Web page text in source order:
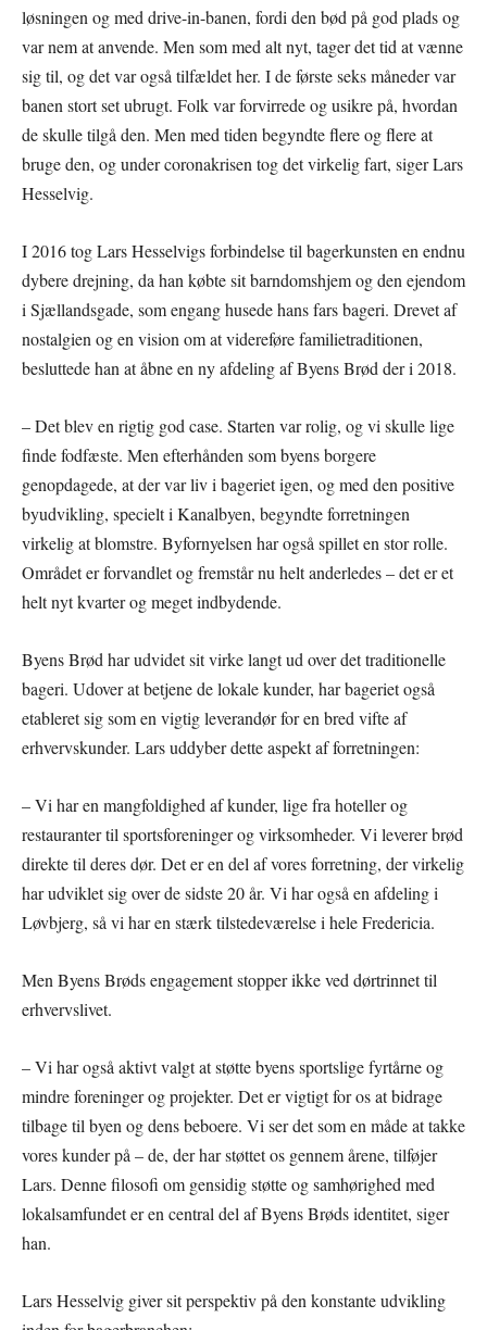
løsningen og med drive-in-banen, fordi den bød på god plads og
var nem at anvende. Men som med alt nyt, tager det tid at vænne
sig til, og det var også tilfældet her. I de første seks måneder var
banen stort set ubrugt. Folk var forvirrede og usikre på, hvordan
de skulle tilgå den. Men med tiden begyndte flere og flere at
bruge den, og under coronakrisen tog det virkelig fart, siger Lars
Hesselvig.
I 2016 tog Lars Hesselvigs forbindelse til bagerkunsten en endnu
dybere drejning, da han købte sit barndomshjem og den ejendom
i Sjællandsgade, som engang husede hans fars bageri. Drevet af
nostalgien og en vision om at videreføre familietraditionen,
besluttede han at åbne en ny afdeling af Byens Brød der i 2018.
– Det blev en rigtig god case. Starten var rolig, og vi skulle lige
finde fodfæste. Men efterhånden som byens borgere
genopdagede, at der var liv i bageriet igen, og med den positive
byudvikling, specielt i Kanalbyen, begyndte forretningen
virkelig at blomstre. Byfornyelsen har også spillet en stor rolle.
Området er forvandlet og fremstår nu helt anderledes – det er et
helt nyt kvarter og meget indbydende.
Byens Brød har udvidet sit virke langt ud over det traditionelle
bageri. Udover at betjene de lokale kunder, har bageriet også
etableret sig som en vigtig leverandør for en bred vifte af
erhvervskunder. Lars uddyber dette aspekt af forretningen:
– Vi har en mangfoldighed af kunder, lige fra hoteller og
restauranter til sportsforeninger og virksomheder. Vi leverer brød
direkte til deres dør. Det er en del af vores forretning, der virkelig
har udviklet sig over de sidste 20 år. Vi har også en afdeling i
Løvbjerg, så vi har en stærk tilstedeværelse i hele Fredericia.
Men Byens Brøds engagement stopper ikke ved dørtrinnet til
erhvervslivet.
– Vi har også aktivt valgt at støtte byens sportslige fyrtårne og
mindre foreninger og projekter. Det er vigtigt for os at bidrage
tilbage til byen og dens beboere. Vi ser det som en måde at takke
vores kunder på – de, der har støttet os gennem årene, tilføjer
Lars. Denne filosofi om gensidig støtte og samhørighed med
lokalsamfundet er en central del af Byens Brøds identitet, siger
han.
Lars Hesselvig giver sit perspektiv på den konstante udvikling